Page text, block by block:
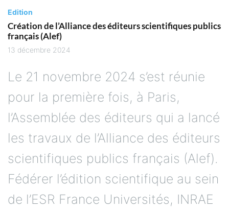
Edition
Création de l’Alliance des éditeurs scientifiques publics
français (Alef)
13 décembre 2024
Le 21 novembre 2024 s’est réunie
pour la première fois, à Paris,
l’Assemblée des éditeurs qui a lancé
les travaux de l’Alliance des éditeurs
scientifiques publics français (Alef).
Fédérer l’édition scientifique au sein
de l’ESR France Universités, INRAE